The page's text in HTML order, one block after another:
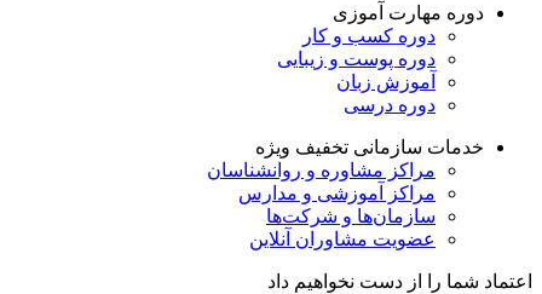
دوره مهارت آموزی
دوره کسب و کار
دوره پوست و زیبایی
آموزش زبان
دوره درسی
خدمات سازمانی تخفیف ویژه
مراکز مشاوره و روانشناسان
مراکز آموزشی و مدارس
سازمان‌ها و شرکت‌ها
عضویت مشاوران آنلاین
اعتماد شما را از دست نخواهیم داد